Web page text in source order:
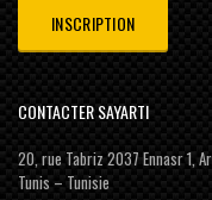
CONTACTER SAYARTI
20, rue Tabriz 2037 Ennasr 1,
Tunis – Tunisie